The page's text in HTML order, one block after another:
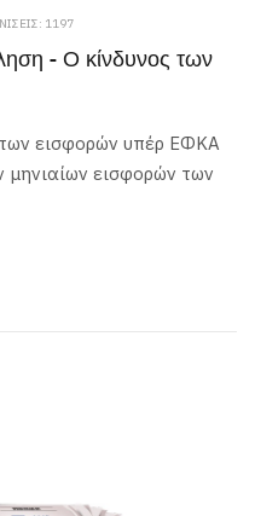
1197
- Ο κίνδυνος των
εισφορών υπέρ ΕΦΚΑ
εισφορών των